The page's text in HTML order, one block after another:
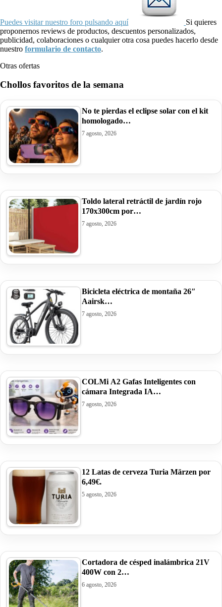
Puedes visitar nuestro foro pulsando aquí
Si quieres
proponernos reviews de productos, descuentos personalizados,
publicidad, colaboraciones o cualquier otra cosa puedes hacerlo desde
nuestro formulario de contacto.
Otras ofertas
Chollos favoritos de la semana
No te pierdas el eclipse solar con el kit
homologado…
7 agosto, 2026
Toldo lateral retráctil de jardín rojo
170x300cm por…
7 agosto, 2026
Bicicleta eléctrica de montaña 26″
Aairsk…
7 agosto, 2026
COLMi A2 Gafas Inteligentes con
cámara Integrada IA…
7 agosto, 2026
12 Latas de cerveza Turia Märzen por
6,49€.
5 agosto, 2026
Cortadora de césped inalámbrica 21V
400W con 2…
6 agosto, 2026